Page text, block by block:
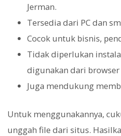
Jerman.
Tersedia dari PC dan
Cocok untuk bisnis,
Tidak diperlukan
digunakan dari browser
Juga mendukung
Untuk menggunakannya,
unggah file dari situs.